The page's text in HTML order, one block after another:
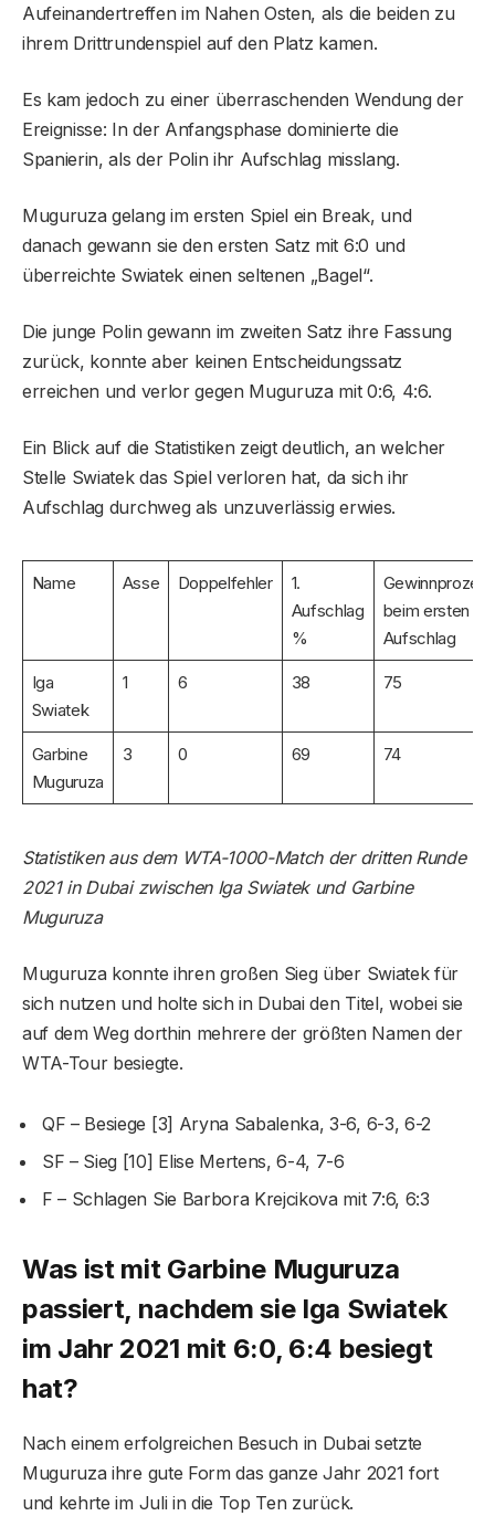
Aufeinandertreffen im Nahen Osten, als die beiden zu
ihrem Drittrundenspiel auf den Platz kamen.
Es kam jedoch zu einer überraschenden Wendung der
Ereignisse: In der Anfangsphase dominierte die
Spanierin, als der Polin ihr Aufschlag misslang.
Muguruza gelang im ersten Spiel ein Break, und
danach gewann sie den ersten Satz mit 6:0 und
überreichte Swiatek einen seltenen „Bagel“.
Die junge Polin gewann im zweiten Satz ihre Fassung
zurück, konnte aber keinen Entscheidungssatz
erreichen und verlor gegen Muguruza mit 0:6, 4:6.
Ein Blick auf die Statistiken zeigt deutlich, an welcher
Stelle Swiatek das Spiel verloren hat, da sich ihr
Aufschlag durchweg als unzuverlässig erwies.
Name Asse Doppelfehler
1.
Aufschlag
%
beim ersten
Aufschlag
Iga
Swiatek
1 6 38 75
Garbine
Muguruza
3 0 69 74
Statistiken aus dem WTA-1000-Match der dritten Runde
2021 in Dubai zwischen Iga Swiatek und Garbine
Muguruza
Muguruza konnte ihren großen Sieg über Swiatek für
sich nutzen und holte sich in Dubai den Titel, wobei sie
auf dem Weg dorthin mehrere der größten Namen der
WTA-Tour besiegte.
QF – Besiege [3] Aryna Sabalenka, 3-6, 6-3, 6-2
SF – Sieg [10] Elise Mertens, 6-4, 7-6
F – Schlagen Sie Barbora Krejcikova mit 7:6, 6:3
Was ist mit Garbine Muguruza
passiert, nachdem sie Iga Swiatek
im Jahr 2021 mit 6:0, 6:4 besiegt
hat?
Nach einem erfolgreichen Besuch in Dubai setzte
Muguruza ihre gute Form das ganze Jahr 2021 fort
und kehrte im Juli in die Top Ten zurück.